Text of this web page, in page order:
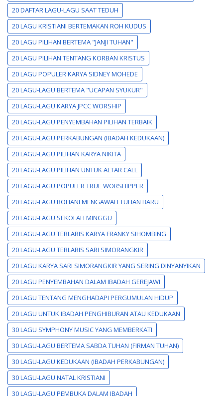
20 DAFTAR LAGU-LAGU SAAT TEDUH
20 LAGU KRISTIANI BERTEMAKAN ROH KUDUS
20 LAGU PILIHAN BERTEMA "JANJI TUHAN"
20 LAGU PILIHAN TENTANG KORBAN KRISTUS
20 LAGU POPULER KARYA SIDNEY MOHEDE
20 LAGU-LAGU BERTEMA "UCAPAN SYUKUR"
20 LAGU-LAGU KARYA JPCC WORSHIP
20 LAGU-LAGU PENYEMBAHAN PILIHAN TERBAIK
20 LAGU-LAGU PERKABUNGAN (IBADAH KEDUKAAN)
20 LAGU-LAGU PILIHAN KARYA NIKITA
20 LAGU-LAGU PILIHAN UNTUK ALTAR CALL
20 LAGU-LAGU POPULER TRUE WORSHIPPER
20 LAGU-LAGU ROHANI MENGAWALI TUHAN BARU
20 LAGU-LAGU SEKOLAH MINGGU
20 LAGU-LAGU TERLARIS KARYA FRANKY SIHOMBING
20 LAGU-LAGU TERLARIS SARI SIMORANGKIR
20 LAGU KARYA SARI SIMORANGKIR YANG SERING DINYANYIKAN
20 LAGU PENYEMBAHAN DALAM IBADAH GEREJAWI
20 LAGU TENTANG MENGHADAPI PERGUMULAN HIDUP
20 LAGU UNTUK IBADAH PENGHIBURAN ATAU KEDUKAAN
30 LAGU SYMPHONY MUSIC YANG MEMBERKATI
30 LAGU-LAGU BERTEMA SABDA TUHAN (FIRMAN TUHAN)
30 LAGU-LAGU KEDUKAAN (IBADAH PERKABUNGAN)
30 LAGU-LAGU NATAL KRISTIANI
30 LAGU-LAGU PEMBUKA DALAM IBADAH